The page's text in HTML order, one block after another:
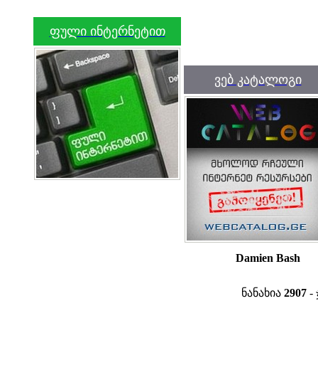
ფული ინტერნეტით
ვებ კატალოგი
Damien Bash
ნანახია 2907 -